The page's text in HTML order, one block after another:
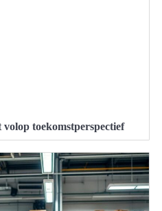
toekomstperspectief